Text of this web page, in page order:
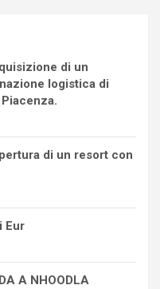
di un
logistica di
di un resort con
Eur
A NHOODLA